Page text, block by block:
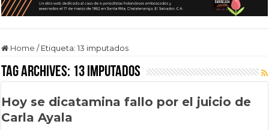
Home / Etiqueta:13 imputados
Tag Archives: 13 imputados
Hoy se dicatamina fallo por el juicio de
Carla Ayala